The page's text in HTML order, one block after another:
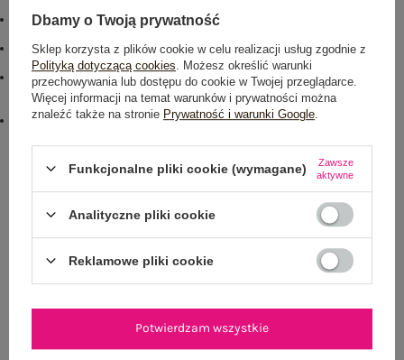
#skład materiału :
#sposób prania :
pranie w pralce w 30°C
#modelka:
Modelka ma na sobie rozmiar S/M. Wymiary modelki: wzrost 167 cm,
biust 73 cm, talia 64 cm, biodra 91 cm
emblemat_FP:
Rozmiar: S/M
Centrum Logistyczne Nadarzyn
NEWSLETTER
Dbamy o Twoją prywatność
Sklep korzysta z plików cookie w celu realizacji usług zgodnie z
Polityką dotyczącą cookies . Możesz określić warunki
przechowywania lub dostępu do cookie w Twojej przeglądarce.
Więcej informacji na temat warunków i prywatności można
znaleźć także na stronie Prywatność i warunki Google
Funkcjonalne pliki cookie (wymagane)
Zawsze
aktywne
Analityczne pliki cookie
Reklamowe pliki cookie
Potwierdzam wszystkie